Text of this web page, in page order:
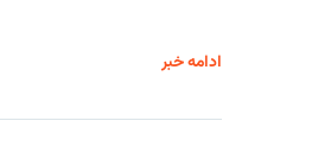
ادامه خبر